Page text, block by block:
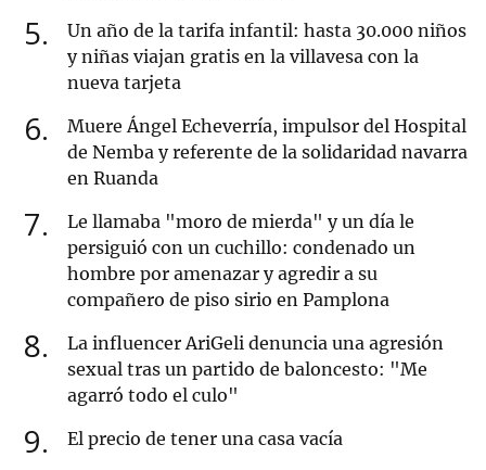
5
Un año de la tarifa infantil: hasta 30.000 niños
y niñas viajan gratis en la villavesa con la
nueva tarjeta
6
Muere Ángel Echeverría, impulsor del Hospital
de Nemba y referente de la solidaridad navarra
en Ruanda
7
Le llamaba "moro de mierda" y un día le
persiguió con un cuchillo: condenado un
hombre por amenazar y agredir a su
compañero de piso sirio en Pamplona
8
La influencer AriGeli denuncia una agresión
sexual tras un partido de baloncesto: "Me
agarró todo el culo"
9 El precio de tener una casa vacía